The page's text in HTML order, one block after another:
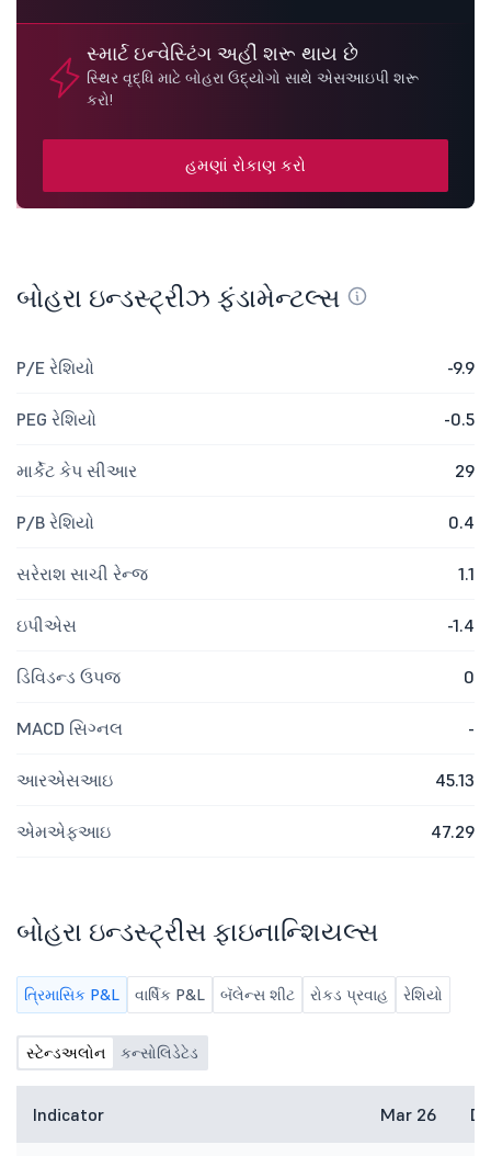
સ્માર્ટ ઇન્વેસ્ટિંગ અહીં શરૂ થાય છે
સ્થિર વૃદ્ધિ માટે બોહરા ઉદ્યોગો સાથે એસઆઇપી શરૂ
કરો!
હમણાં રોકાણ કરો
બોહરા ઇન્ડસ્ટ્રીઝ ફંડામેન્ટલ્સ
P/E રેશિયો -9.9
PEG રેશિયો -0.5
માર્કેટ કેપ સીઆર 29
P/B રેશિયો 0.4
સરેરાશ સાચી રેન્જ 1.1
ઇપીએસ -1.4
ડિવિડન્ડ ઉપજ 0
MACD સિગ્નલ -
આરએસઆઇ 45.13
એમએફઆઇ 47.29
બોહરા ઇન્ડસ્ટ્રીસ ફાઇનાન્શિયલ્સ
ત્રિમાસિક P&L વાર્ષિક P&L બૅલેન્સ શીટ રોકડ પ્રવાહ રેશિયો
સ્ટેન્ડઅલોન કન્સોલિડેટેડ
Indicator Mar 26